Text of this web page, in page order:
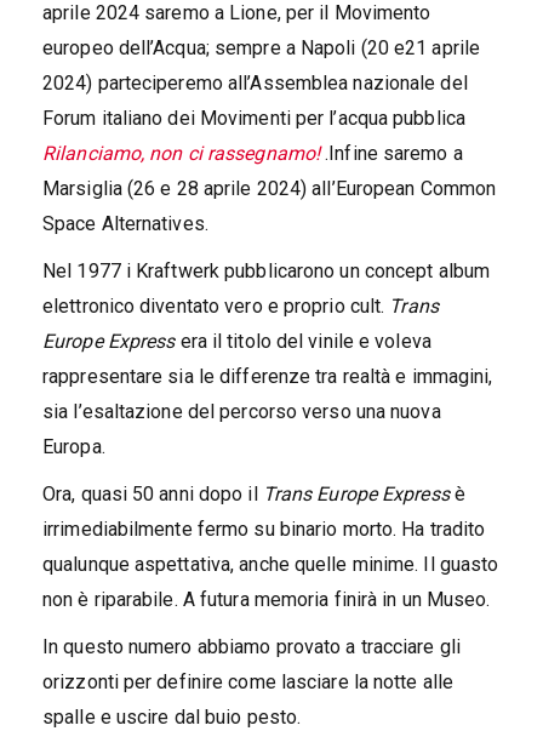
aprile 2024 saremo a Lione, per il Movimento
europeo dell’Acqua; sempre a Napoli (20 e21 aprile
2024) parteciperemo all’Assemblea nazionale del
Forum italiano dei Movimenti per l’acqua pubblica
Rilanciamo, non ci rassegnamo!.Infine saremo a
Marsiglia (26 e 28 aprile 2024) all’European Common
Space Alternatives.
Nel 1977 i Kraftwerk pubblicarono un concept album
elettronico diventato vero e proprio cult. Trans
Europe Expressera il titolo del vinile e voleva
rappresentare sia le differenze tra realtà e immagini,
sia l’esaltazione del percorso verso una nuova
Europa.
Ora, quasi 50 anni dopo il Trans Europe Expressè
irrimediabilmente fermo su binario morto. Ha tradito
qualunque aspettativa, anche quelle minime. Il guasto
non è riparabile. A futura memoria finirà in un Museo.
In questo numero abbiamo provato a tracciare gli
orizzonti per definire come lasciare la notte alle
spalle e uscire dal buio pesto.